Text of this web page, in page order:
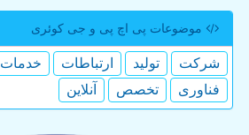
موضوعات پی اچ پی و جی كوئری
شركت تولید ارتباطات خدمات
فناوری
تخصص آنلاین